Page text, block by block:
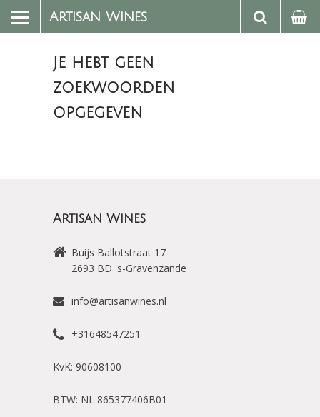
Artisan Wines
Je hebt geen
zoekwoorden
opgegeven
Artisan Wines
Buijs Ballotstraat 17
2693 BD 's-Gravenzande
info@artisanwines.nl
+31648547251
KvK: 90608100
BTW: NL 865377406B01